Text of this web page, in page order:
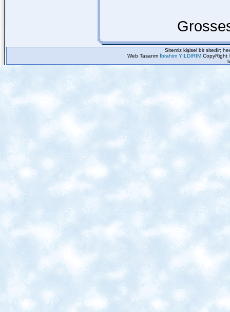
Grossestr.20
Sitemiz kişisel bir sitedir;
Web Tasarım İbrahim YILDIRIM CopyRight